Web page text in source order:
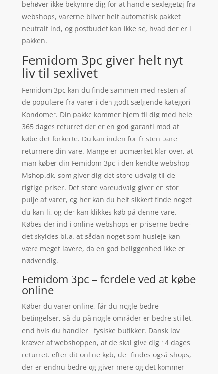
behøver ikke bekymre dig for at handle sexlegetøj fra
webshops, varerne bliver helt automatisk pakket
neutralt ind, og postbudet kan ikke se, hvad der er i
pakken.
Femidom 3pc giver helt nyt
liv til sexlivet
Femidom 3pc kan du finde sammen med resten af
de populære fra varer i den godt sælgende kategori
Kondomer. Din pakke kommer hjem til dig med hele
365 dages returret der er en god garanti mod at
købe det forkerte. Du kan inden for fristen bare
returnere din vare. Mange er udmærket klar over, at
man køber din Femidom 3pc i den kendte webshop
Mshop.dk, som giver dig det store udvalg til de
rigtige priser. Det store vareudvalg giver en stor
pulje af varer, og her kan du helt sikkert finde noget
du kan li, og der kan klikkes køb på denne vare.
Købes der ind i online webshops er priserne bedre-
det skyldes bl.a. at sådan noget som husleje kan
være meget lavere, da en god beliggenhed ikke er
nødvendig.
Femidom 3pc – fordele ved at købe
online
Køber du varer online, får du nogle bedre
betingelser, så du på nogle områder er bedre stillet,
end hvis du handler I fysiske butikker. Dansk lov
kræver af webshoppen, at de skal give dig 14 dages
returret. efter dit online køb, der findes også shops,
der er endnu bedre og giver mere og det kommer